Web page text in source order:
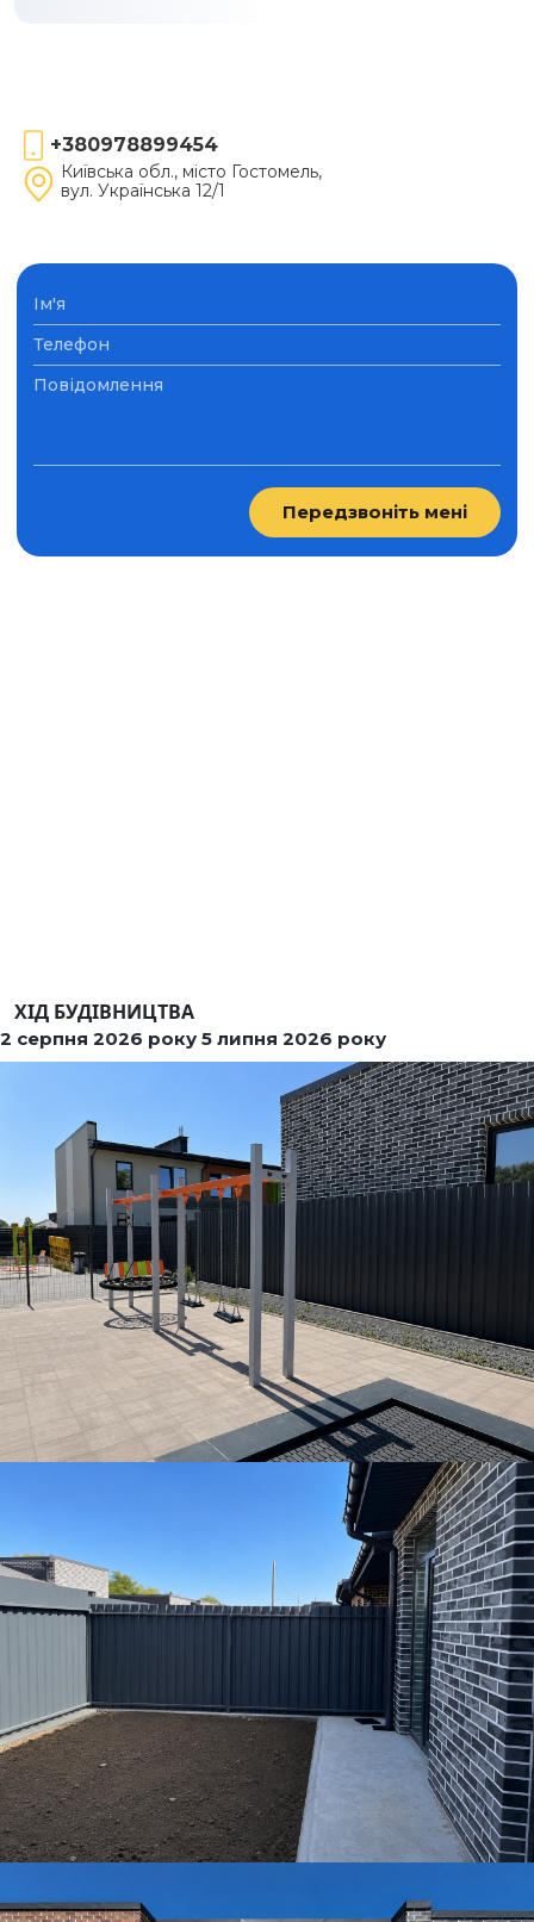
+380978899454
Київська обл., місто Гостомель,
вул. Українська 12/1
Передзвоніть мені
ХІД БУДІВНИЦТВА
2 серпня 2026 року 5 липня 2026 року